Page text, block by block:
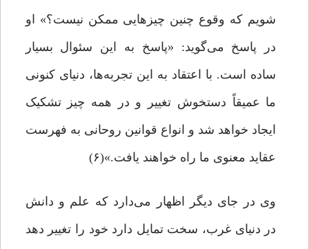
شویم که وقوع چنین چیزهایی ممکن نیست؟» او
در پاسخ می‌گوید: «پاسخ به این سئوال بسیار
ساده است. با اعتقاد به این تجربه‌ها، دنیای کنونی
ما عمیقاً دستخوش تغییر و در همه چیز تشکیک
ایجاد خواهد شد و انواع قوانین روحانی به فهرست
عقاید معنوی ما راه خواهند یافت.»(۶)
وی در جای دیگر اظهار می‌دارد که علم و دانش
در دنیای غرب، سخت تمایل دارد خود را تغییر دهد